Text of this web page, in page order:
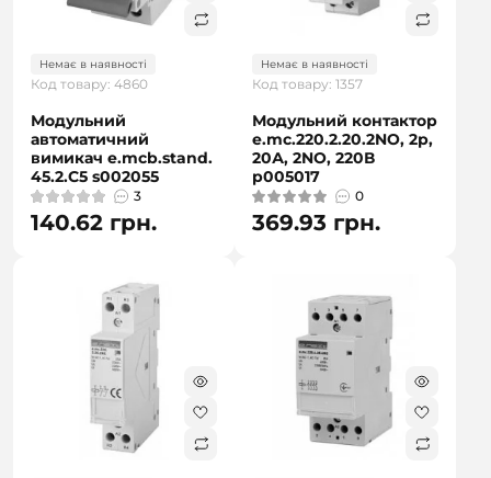
Немає в наявності
Код товару: 4860
Модульний
автоматичний
вимикач e.mcb.stand.
45.2.C5 s002055
3
140.62 грн.
Немає в наявності
Код товару: 1357
Модульний контактор
e.mc.220.2.20.2NO, 2р,
20А, 2NO, 220В
p005017
0
369.93 грн.